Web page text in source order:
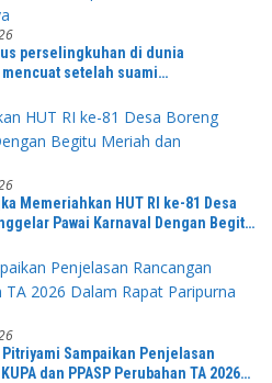
perselingkuhan di dunia
setelah suami
Memeriahkan HUT RI ke-81 Desa
Pawai Karnaval Dengan Begitu
Pitriyami Sampaikan Penjelasan
dan PPASP Perubahan TA 2026